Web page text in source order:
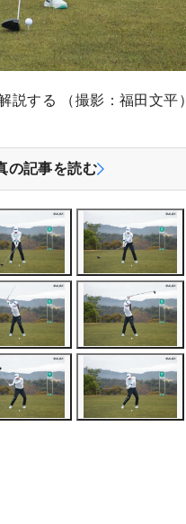
説する （撮影：福田文平）
の記事を読む